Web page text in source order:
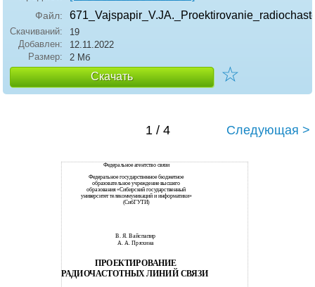
Файл:
Скачиваний:
19
Добавлен:
12.11.2022
Размер:
2 Мб
Скачать ☆
1 / 4 Следующая >
Федеральное агентство связи
Федеральное государственное бюджетное
образовательное учреждение высшего
образования «Сибирский государственный
университет телекоммуникаций и информатики»
(СибГУТИ)
В. Я. Вайспапир
А. А. Пряхина
ПРОЕКТИРОВАНИЕ
РАДИОЧАСТОТНЫХ ЛИНИЙ СВЯЗИ